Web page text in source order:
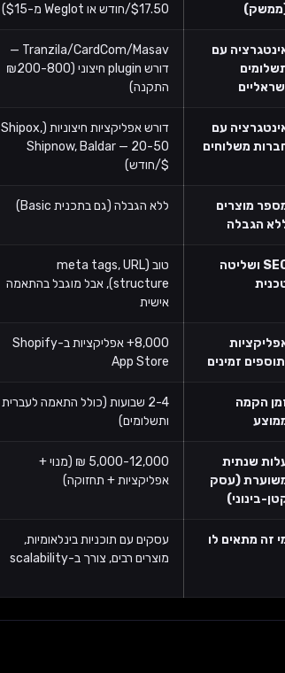
$17.50/חודש או Weglot מ-$15)
עם
Tranzila/CardCom/Masav —
דורש plugin חיצוני (₪200-800
התקנה)
עם
משלוחים
דורש אפליקציות חיצוניות (Shipox,
Shipnow, Baldar — 20-50
$/חודש)
מוצרים
הגבלה
ללא הגבלה (גם בתכנית Basic)
SEO ושליטה
טוב (meta tags, URL
structure), אבל מוגבל בהתאמה
אישית
זמינים
8,000+ אפליקציות ב-Shopify
App Store
הקמה
2-4 שבועות (כולל התאמה לעברית
ותשלומים)
שנתית
(עסק
בינוני)
5,000-12,000 ₪ (מנוי +
אפליקציות + תחזוקה)
זה מתאים לו
עסקים עם תוכניות בינלאומיות,
מוצרים רבים, צורך ב-scalability